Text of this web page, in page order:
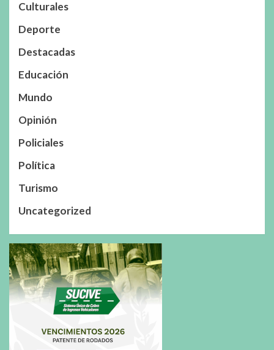
Culturales
Deporte
Destacadas
Educación
Mundo
Opinión
Policiales
Política
Turismo
Uncategorized